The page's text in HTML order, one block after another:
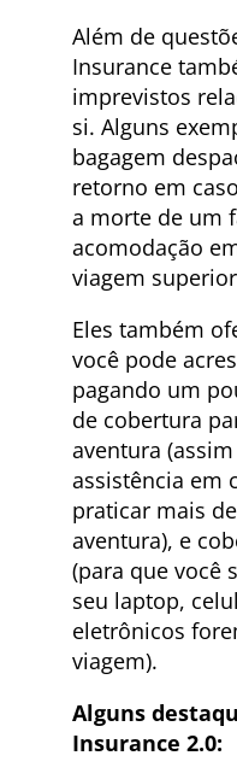
Além de
Insurance
imprevistos
si. Alguns
bagagem
retorno em
a morte de um
acomodação
viagem
Eles também
você pode
pagando um
de cobertura
aventura
assistência em
praticar mais
aventura), e
(para que você
seu laptop,
eletrônicos
viagem).
Alguns
Insurance 2.0: